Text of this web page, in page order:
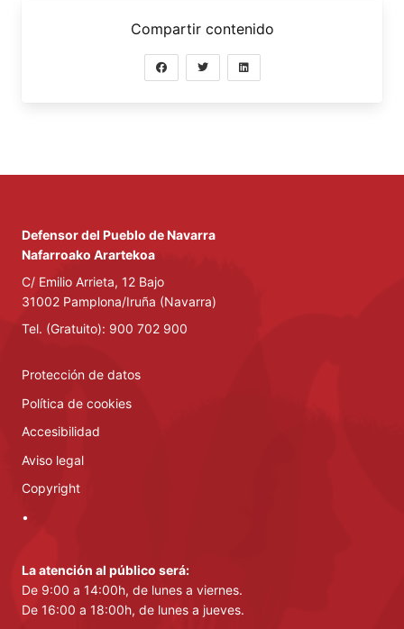
Compartir contenido
Defensor del Pueblo de Navarra
Nafarroako Arartekoa
C/ Emilio Arrieta, 12 Bajo
31002 Pamplona/Iruña (Navarra)
Tel. (Gratuito): 900 702 900
Protección de datos
Política de cookies
Accesibilidad
Aviso legal
Copyright
•
La atención al público será:
De 9:00 a 14:00h, de lunes a viernes.
De 16:00 a 18:00h, de lunes a jueves.